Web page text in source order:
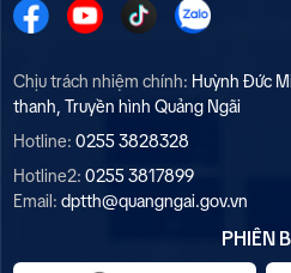
Chịu trách nhiệm chính: Huỳnh Đức
thanh, Truyền hình Quảng Ngãi
Hotline: 0255 3828328
Hotline2: 0255 3817899
Email: dptth@quangngai.gov.vn
PHIÊN